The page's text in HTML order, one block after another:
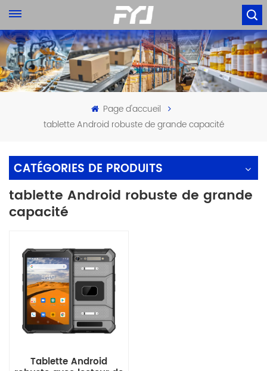
Page d'accueil
tablette Android robuste de grande capacité
CATÉGORIES DE PRODUITS
tablette Android robuste de grande
capacité
Tablette Android